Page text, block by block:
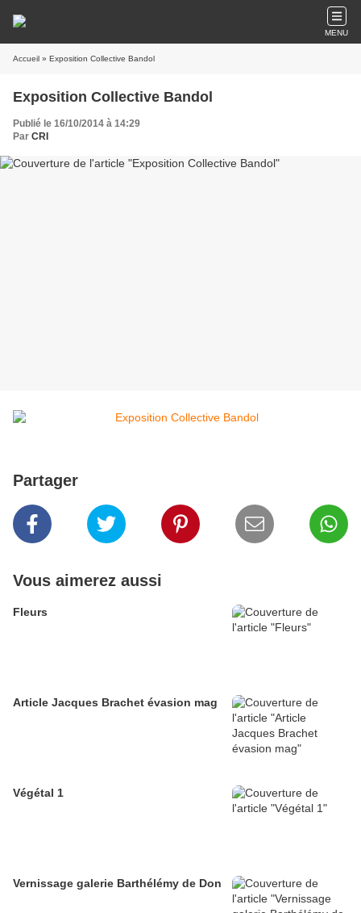
MENU
Accueil » Exposition Collective Bandol
Exposition Collective Bandol
Publié le 16/10/2014 à 14:29
Par CRI
Partager
Vous aimerez aussi
Fleurs
Article Jacques Brachet évasion mag
Végétal 1
Vernissage galerie Barthélémy de Don